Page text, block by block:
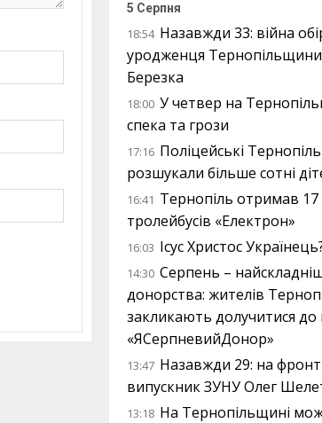
5 Серпня
18:54 Назавжди 33: війна
уродженця
Березка
18:00 У четвер на
спека та грози
17:16 Поліцейські
розшукали більше сотні
16:41 Тернопіль отримав
тролейбусів «Електрон»
16:03 Ісус Христос
14:30 Серпень –
донорства: жителів
закликають долучитися до
«ЯСерпневийДонор»
13:47 Назавжди 29: на
випускник ЗУНУ Олег
13:18 На Тернопільщині